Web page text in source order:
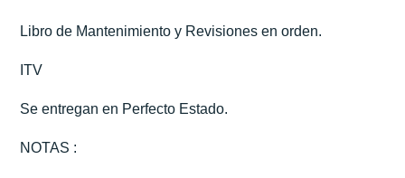
Libro de Mantenimiento y Revisiones en orden.
ITV
Se entregan en Perfecto Estado.
NOTAS :